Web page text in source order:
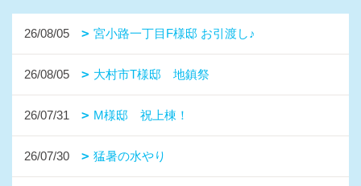
26/08/05 宮小路一丁目F様邸 お引渡し♪
26/08/05 大村市T様邸 地鎮祭
26/07/31 M様邸 祝上棟！
26/07/30 猛暑の水やり